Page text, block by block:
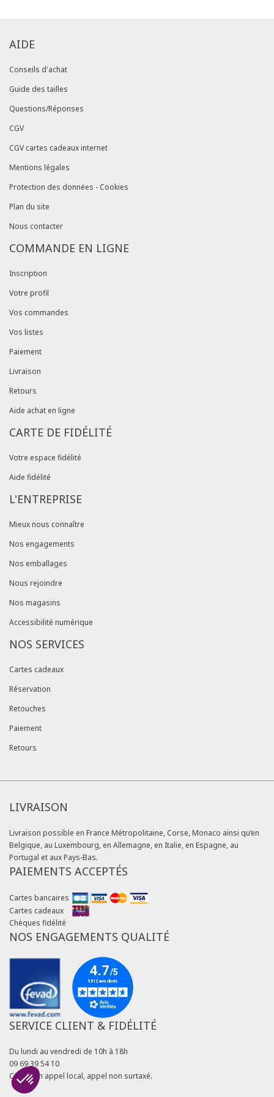
AIDE
Conseils d'achat
Guide des tailles
Questions/Réponses
CGV
CGV cartes cadeaux internet
Mentions légales
Protection des données - Cookies
Plan du site
Nous contacter
COMMANDE EN LIGNE
Inscription
Votre profil
Vos commandes
Vos listes
Paiement
Livraison
Retours
Aide achat en ligne
CARTE DE FIDÉLITÉ
Votre espace fidélité
Aide fidélité
L'ENTREPRISE
Mieux nous connaître
Nos engagements
Nos emballages
Nous rejoindre
Nos magasins
Accessibilité numérique
NOS SERVICES
Cartes cadeaux
Réservation
Retouches
Paiement
Retours
LIVRAISON
Livraison possible en France Métropolitaine, Corse, Monaco ainsi qu’en
Belgique, au Luxembourg, en Allemagne, en Italie, en Espagne, au
Portugal et aux Pays-Bas.
PAIEMENTS ACCEPTÉS
Cartes bancaires
Cartes cadeaux
Chèques fidélité
NOS ENGAGEMENTS QUALITÉ
SERVICE CLIENT & FIDÉLITÉ
Du lundi au vendredi de 10h à 18h
09 69 39 54 10
Coût d'un appel local, appel non surtaxé.